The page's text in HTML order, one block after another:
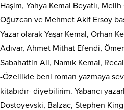
Haşim, Yahya Kemal Beyatlı,
Oğuzcan ve Mehmet Akif Ersoy
Yazar olarak Yaşar Kemal, Orhan
Adıvar, Ahmet Mithat Efendi,
Sabahattin Ali, Namık Kemal,
-Özellikle beni roman yazmaya
kitabıdır- diyebilirim. Yabancı
Dostoyevski, Balzac, Stephen